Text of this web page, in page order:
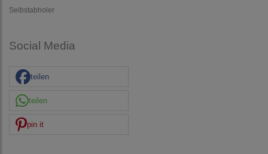
Selbstabholer
Social Media
teilen
teilen
pin it